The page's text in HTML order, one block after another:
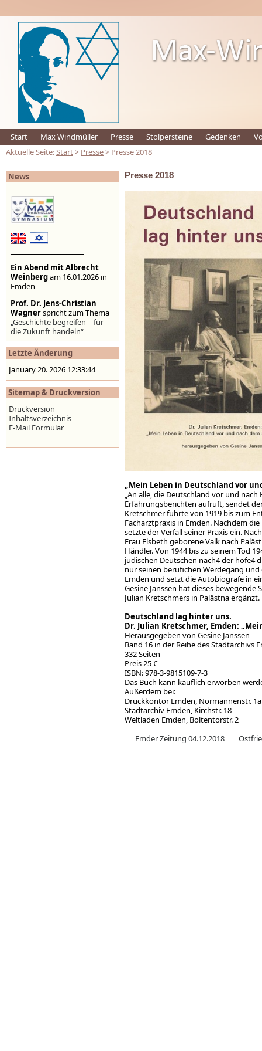
News
Ein Abend mit Albrecht
Weinbergam 16.01.2026 in
Emden
Prof. Dr. Jens-Christian
Wagnerspricht zum Thema
„Geschichte begreifen – für
die Zukunft handeln“
Stolpersteine auf der
Homepage der Stadt
Emden ,www.emden.de
Letzte Änderung
January 20. 2026 12:33:44
Sitemap & Druckversion
Druckversion
Inhaltsverzeichnis
E-Mail Formular
Start Max Windmüller Presse Stolpersteine Gedenken
Aktuelle Seite:Start> Presse> Presse 2018
Presse 2018
„Mein Leben in Deutschland vor
„An alle, die Deutschland vor und
Erfahrungsberichten aufruft, sendet
Kretschmer führte von 1919 bis zum
Facharztpraxis in Emden. Nachdem
setzte der Verfall seiner Praxis ein.
Frau Elsbeth geborene Valk nach
Händler. Von 1944 bis zu seinem Tod
jüdischen Deutschen nach4 der hofe4
nur seinen berufichen Werdegang
Emden und setzt die Autobiografe in
Gesine Janssen hat dieses
Julian Kretschmers in Palästna ergänzt.
Deutschland lag hinter uns.
Dr. Julian Kretschmer, Emden:
Herausgegeben von Gesine Janssen
Band 16 in der Reihe des Stadtarchivs
332 Seiten
Preis 25 €
ISBN: 978-3-9815109-7-3
Das Buch kann käuflich erworben
Außerdem bei:
Druckkontor Emden, Normannenstr. 1a
Stadtarchiv Emden, Kirchstr. 18
Weltladen Emden, Boltentorstr. 2
Emder Zeitung 04.12.2018